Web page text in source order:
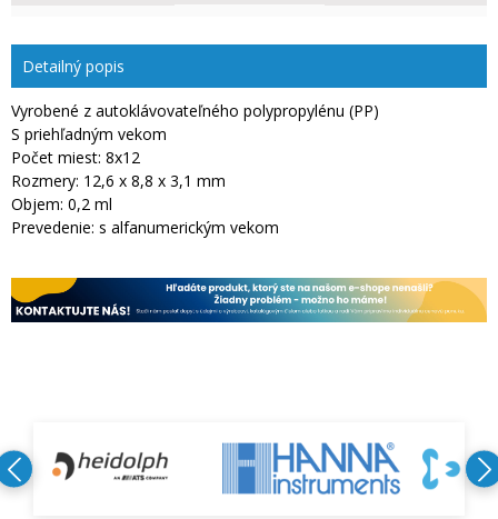
Detailný popis
Vyrobené z autoklávovateľného polypropylénu (PP)
S priehľadným vekom
Počet miest: 8x12
Rozmery: 12,6 x 8,8 x 3,1 mm
Objem: 0,2 ml
Prevedenie: s alfanumerickým vekom